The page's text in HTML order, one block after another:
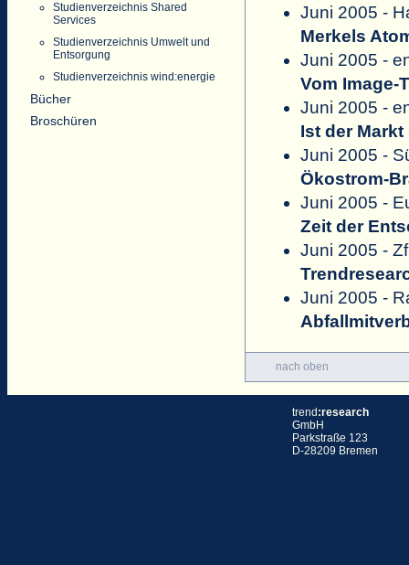
Studienverzeichnis Shared
Services
Studienverzeichnis Umwelt und
Entsorgung
Studienverzeichnis wind:energie
Bücher
Broschüren
Juni 2005 -
Merkels
Juni 2005 -
Vom Image-
Juni 2005 -
Ist der
Juni 2005 -
Ökostrom-
Juni 2005 -
Zeit der
Juni 2005 -
Juni 2005 -
nach oben
trend :research
GmbH
Parkstraße 123
D-28209 Bremen